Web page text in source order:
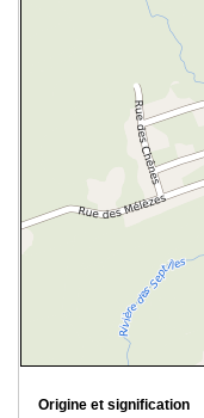
Origine et signification